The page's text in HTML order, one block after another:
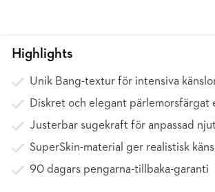
Highlights
Unik Bang-textur för intensiva
Diskret och elegant pärlemorsfärgat
Justerbar sugekraft för anpassad
SuperSkin-material ger realistisk
90 dagars pengarna-tillbaka-garanti